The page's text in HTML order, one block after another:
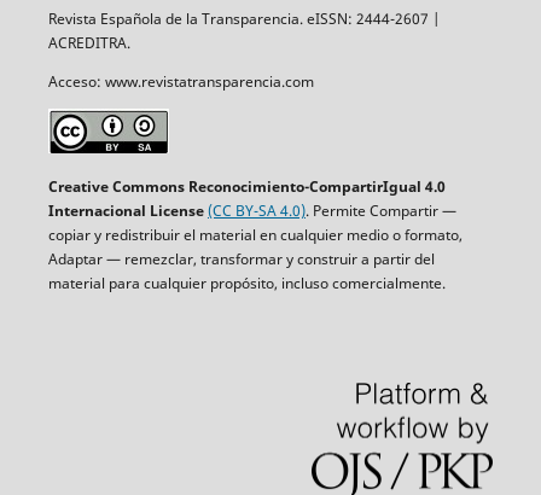
Revista Española de la Transparencia. eISSN: 2444-2607 |
ACREDITRA.
Acceso: www.revistatransparencia.com
Creative Commons Reconocimiento-CompartirIgual 4.0
Internacional License(CC BY-SA 4.0). Permite Compartir —
copiar y redistribuir el material en cualquier medio o formato,
Adaptar — remezclar, transformar y construir a partir del
material para cualquier propósito, incluso comercialmente.